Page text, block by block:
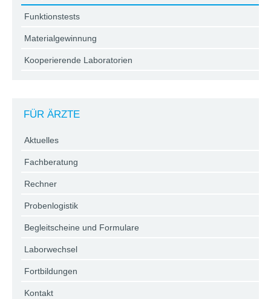
Funktionstests
Materialgewinnung
Kooperierende Laboratorien
FÜR ÄRZTE
Aktuelles
Fachberatung
Rechner
Probenlogistik
Begleitscheine und Formulare
Laborwechsel
Fortbildungen
Kontakt